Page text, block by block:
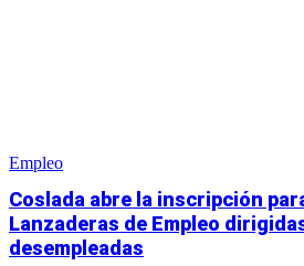
Empleo
Coslada abre la inscripción
Lanzaderas de Empleo
desempleadas